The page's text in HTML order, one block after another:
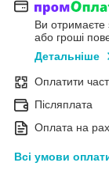
Ви отримаєте
або гроші
Детальніше
Оплатити
Післяплата
Оплата на
Всі умови